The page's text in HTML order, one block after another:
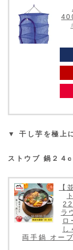
▼ 干し芋を極上
ストウブ 鍋２４
【
ラ
ロ
両手鍋 オー